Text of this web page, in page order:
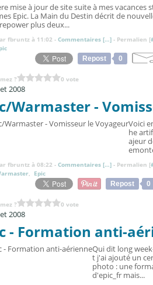
mise à jour de site suite à mes vacances
Epic. La Main du Destin décrit de
plus deux...
fbruntz à 11:02 - Commentaires […] - Permalien [
Repost
0
? 0 vote
2008
Warmaster -
Voici
he
ajeur
fbruntz à 08:22 - Commentaires […] - Permalien [
, Epic
Repost
0
? 0 vote
2008
- Formation anti-
Qui dit long
t j'ai ajouté un
photo : une
d'epic_fr mais...